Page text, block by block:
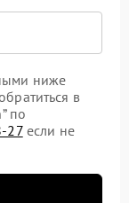
ниже
в
по
27если не